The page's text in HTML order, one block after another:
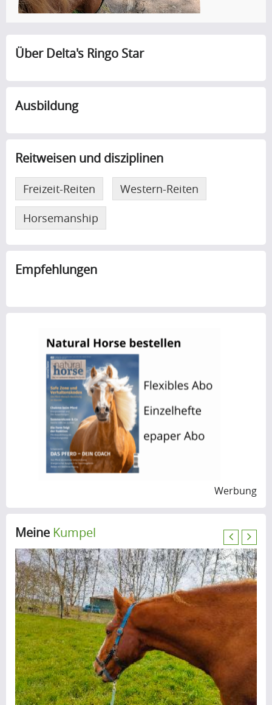
Pferdebesitzer, Freizeitreiter
Über Delta's Ringo Star
Ausbildung
Reitweisen und disziplinen
Freizeit-Reiten
Western-Reiten
Horsemanship
Empfehlungen
Werbung
Meine Kumpel
P
r
e
v
N
e
x
t